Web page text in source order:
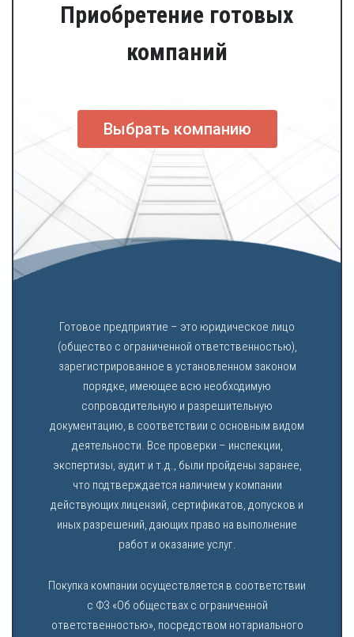
Приобретение готовых
компаний
Выбрать компанию
Готовое предприятие – это юридическое лицо
(общество с ограниченной ответственностью),
зарегистрированное в установленном законом
порядке, имеющее всю необходимую
сопроводительную и разрешительную
документацию, в соответствии с основным видом
деятельности. Все проверки – инспекции,
экспертизы, аудит и т.д., были пройдены заранее,
что подтверждается наличием у компании
действующих лицензий, сертификатов, допусков и
иных разрешений, дающих право на выполнение
работ и оказание услуг.
Покупка компании осуществляется в соответствии
с ФЗ «Об обществах с ограниченной
ответственностью», посредством нотариального